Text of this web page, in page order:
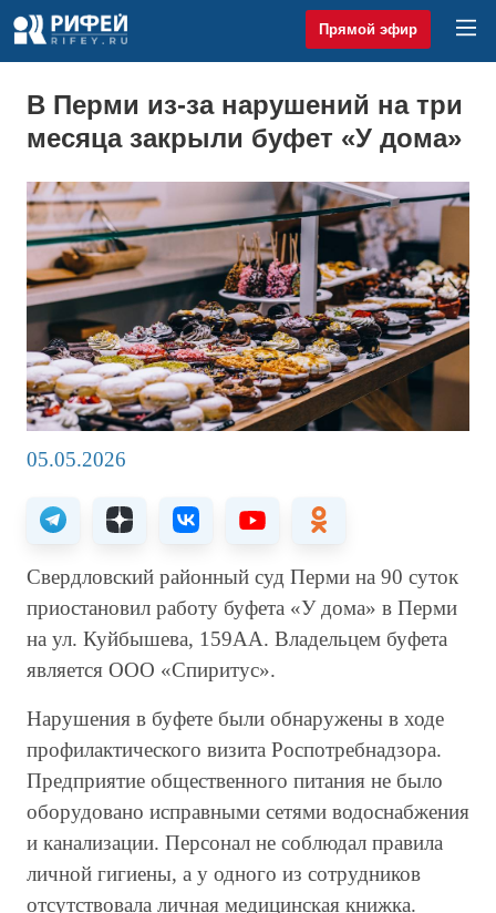
Прямой эфир
В Перми из-за нарушений на три
месяца закрыли буфет «У дома»
05.05.2026
Свердловский районный суд Перми на 90 суток
приостановил работу буфета «У дома» в Перми
на ул. Куйбышева, 159АА. Владельцем буфета
является ООО «Спиритус».
Нарушения в буфете были обнаружены в ходе
профилактического визита Роспотребнадзора.
Предприятие общественного питания не было
оборудовано исправными сетями водоснабжения
и канализации. Персонал не соблюдал правила
личной гигиены, а у одного из сотрудников
отсутствовала личная медицинская книжка.